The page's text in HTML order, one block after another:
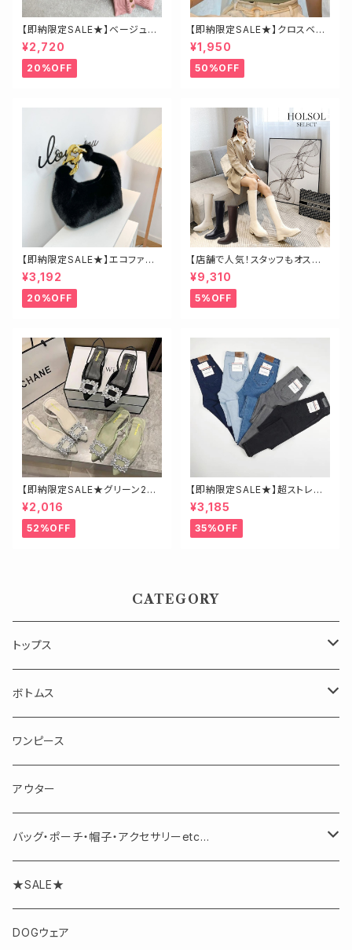
【即納限定SALE★】ベージュ・
ゴールド釦ハイネックニット
¥2,720
20%OFF
【即納限定SALE★】クロスベア
トップス
¥1,950
50%OFF
【即納限定SALE★】エコファー
ビッグチェーンバッグ
¥3,192
20%OFF
【店舗で人気！スタッフもオスス
メ】ゴールド金具ロングブーツ
¥9,310
5%OFF
【即納限定SALE★グリーン23.
5】ビジューミュール
¥2,016
52%OFF
【即納限定SALE★】超ストレッ
チ！ハイウエストスキニーデニ
ム 細身さんにオススメ♡
¥3,185
35%OFF
CATEGORY
トップス
長袖
半袖・ノースリーブ
ボトムス
スカート
パンツ
ワンピース
アウター
バッグ・ポーチ・帽子・アクセサリーetc...
アクセサリー
★SALE★
DOGウェア